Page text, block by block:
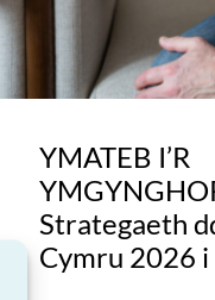
YMATEB I’R
Strategaeth
Cymru 2026